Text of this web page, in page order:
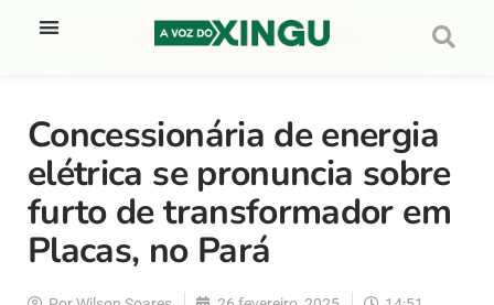
Concessionária de energia
elétrica se pronuncia sobre
furto de transformador em
Placas, no Pará